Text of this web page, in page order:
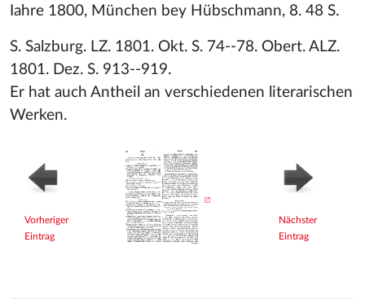
Iahre 1800, München bey Hübschmann, 8. 48 S.
S. Salzburg. LZ. 1801. Okt. S. 74--78. Obert. ALZ.
1801. Dez. S. 913--919.
Er hat auch Antheil an verschiedenen literarischen
Werken.
Vorheriger
Eintrag
Nächster
Eintrag